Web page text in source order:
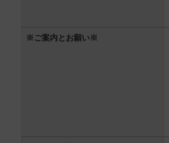
※ご案内とお願い※